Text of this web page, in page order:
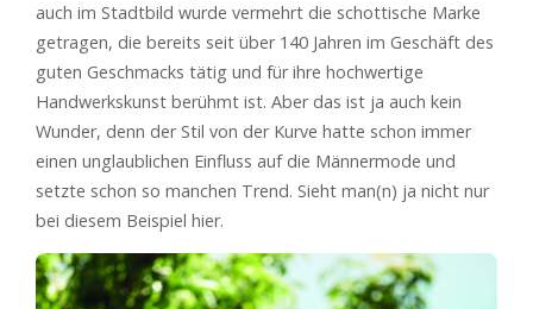
auch im Stadtbild wurde vermehrt die schottische Marke
getragen, die bereits seit über 140 Jahren im Geschäft des
guten Geschmacks tätig und für ihre hochwertige
Handwerkskunst berühmt ist. Aber das ist ja auch kein
Wunder, denn der Stil von der Kurve hatte schon immer
einen unglaublichen Einfluss auf die Männermode und
setzte schon so manchen Trend. Sieht man(n) ja nicht nur
bei diesem Beispiel hier.